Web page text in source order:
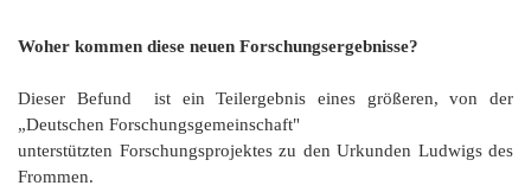
Woher kommen diese neuen Forschungsergebnisse?
Dieser Befund ist ein Teilergebnis eines größeren, von der
„Deutschen Forschungsgemeinschaft"
unterstützten Forschungsprojektes zu den Urkunden Ludwigs des
Frommen.